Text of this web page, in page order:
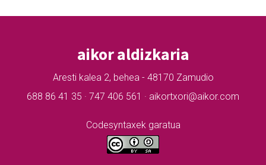
aikor aldizkaria
Aresti kalea 2, behea - 48170 Zamudio
688 86 41 35 · 747 406 561 · aikortxori@aikor.com
Codesyntaxek garatua